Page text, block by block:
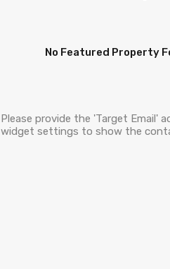
No Featured Property
Please provide the 'Target Email'
widget settings to show the